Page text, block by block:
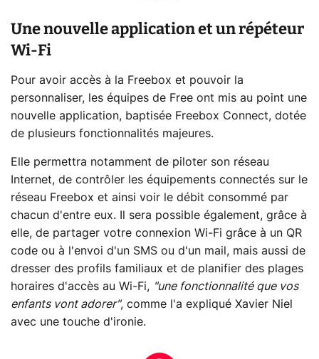
Une nouvelle application et un répéteur
Wi-Fi
Pour avoir accès à la Freebox et pouvoir la
personnaliser, les équipes de Free ont mis au point une
nouvelle application, baptisée Freebox Connect, dotée
de plusieurs fonctionnalités majeures.
Elle permettra notamment de piloter son réseau
Internet, de contrôler les équipements connectés sur le
réseau Freebox et ainsi voir le débit consommé par
chacun d'entre eux. Il sera possible également, grâce à
elle, de partager votre connexion Wi-Fi grâce à un QR
code ou à l'envoi d'un SMS ou d'un mail, mais aussi de
dresser des profils familiaux et de planifier des plages
horaires d'accès au Wi-Fi, "une fonctionnalité que vos
enfants vont adorer", comme l'a expliqué Xavier Niel
avec une touche d'ironie.